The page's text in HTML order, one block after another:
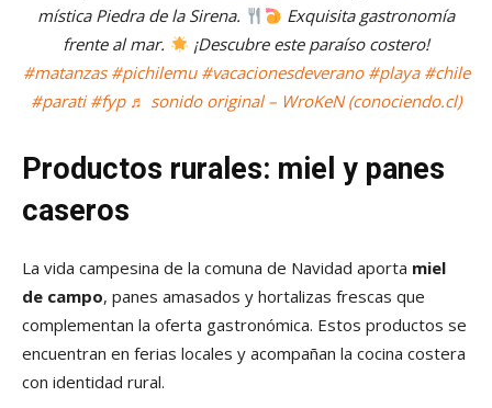
mística Piedra de la Sirena.
Exquisita gastronomía
frente al mar.
¡Descubre este paraíso costero!
#matanzas #pichilemu #vacacionesdeverano #playa #chile
#parati #fyp ♬ sonido original – WroKeN (conociendo.cl)
Productos rurales: miel y panes
caseros
La vida campesina de la comuna de Navidad aporta miel
de campo, panes amasados y hortalizas frescas que
complementan la oferta gastronómica. Estos productos se
encuentran en ferias locales y acompañan la cocina costera
con identidad rural.